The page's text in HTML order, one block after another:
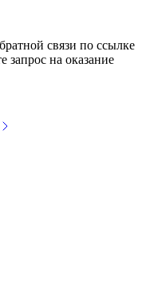
связи по ссылке
запрос на оказание